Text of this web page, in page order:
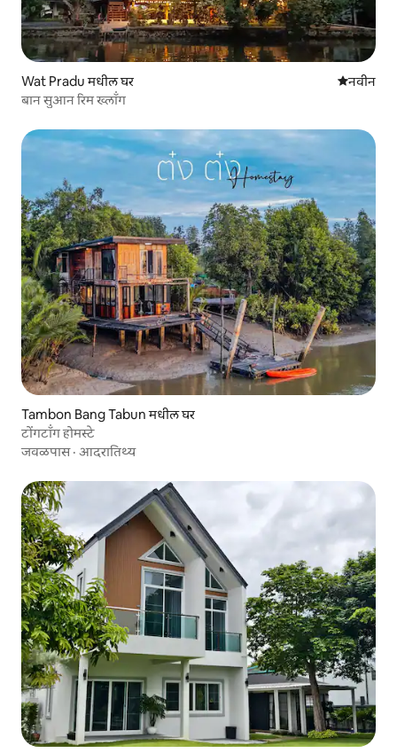
Wat Pradu मधील घर नवीननवीन
बान सुआन रिम ख्लॉंग
Tambon Bang Tabun मधील घर
टोंगटॉंग होमस्टे
जवळपास· आदरातिथ्य